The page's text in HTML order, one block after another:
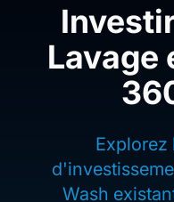
Lavage
Explorez
Wash